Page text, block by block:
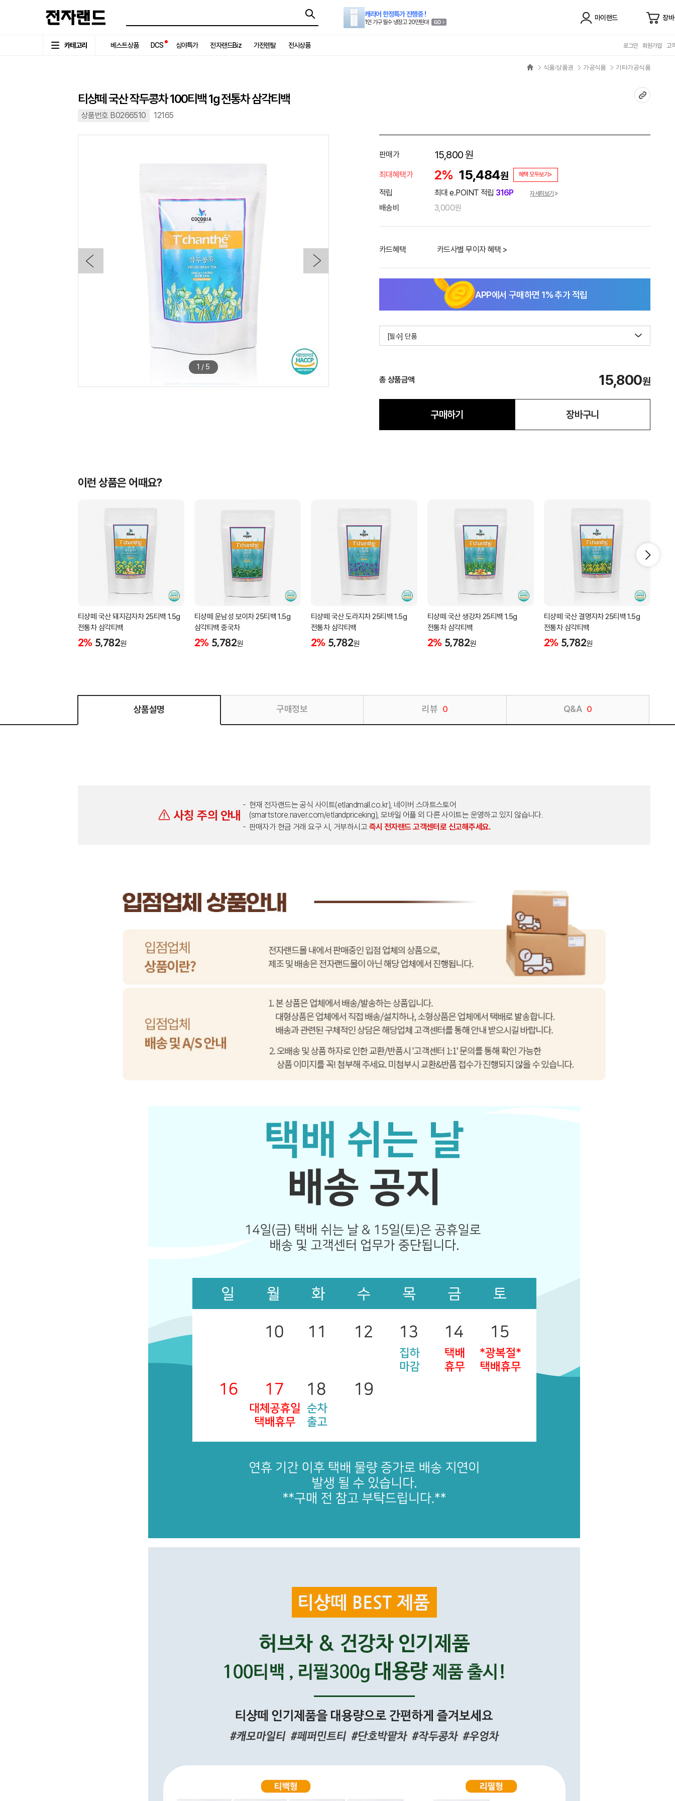
캐리어 한정특가 진행중 !
1인 가구 필수 냉장고 20만원대
마이랜드 장
카테고리 베스트상품 DCS 심야특가 전자랜드Biz 가전렌탈 전시상품 로그인 회원가입 고
식품/상품권 가공식품 기타가공식품
티샹떼 국산 작두콩차 100티백 1g 전통차 삼각티백
상품번호 B0266510 12165
1 / 5
판매가 15,800원
최대혜택가 2% 15,484원 혜택 모두보기>
적립 최대 e.POINT 적립 316P 자세히보기
배송비 3,000원
카드혜택 카드사별 무이자 혜택 >
APP에서 구매하면 1% 추가 적립
[필수] 단품
총 상품금액 15,800원
구매하기 장바구니
이런 상품은 어때요?
티샹떼 국산 돼지감자차 25티백 1.5g
전통차 삼각티백
2% 5,782원
티샹떼 운남성 보이차 25티백 1.5g
삼각티백 중국차
2% 5,782원
티샹떼 국산 도라지차 25티백 1.5g
전통차 삼각티백
2% 5,782원
티샹떼 국산 생강차 25티백 1.5g
전통차 삼각티백
2% 5,782원
티샹떼 국산 결명자차 25티백 1.5g
전통차 삼각티백
2% 5,782원
상품설명 구매정보 리뷰 0 Q&A 0
사칭 주의 안내
현재 전자랜드는 공식 사이트(etlandmall.co.kr), 네이버 스마트스토어
(smartstore.naver.com/etlandpriceking), 모바일 어플 외 다른 사이트는 운영하고 있지 않습니다.
판매자가 현금 거래 요구 시, 거부하시고 즉시 전자랜드 고객센터로 신고해주세요.